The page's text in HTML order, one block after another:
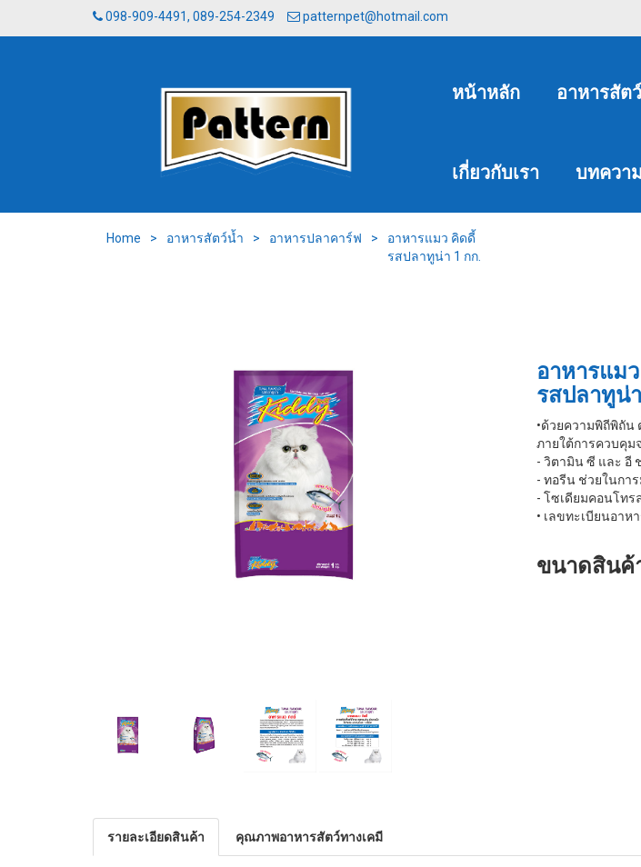
098-909-4491, 089-254-2349 patternpet@hotmail.com
หน้าหลัก อาหารสัต
เกี่ยวกับเรา บทความ
Home > อาหารสัตว์น้ำ > อาหารปลาคาร์ฟ >
อาหารแมว คิดดี้
รสปลาทูน่า 1 กก.
อาหารแม
รสปลาทูน่
•ด้วยความพิถีพิถัน
ภายใต้การควบคุม
- วิตามิน ซี และ อี
- ทอรีน ช่วยในกา
- โซเดียมคอนโทร
• เลขทะเบียนอาห
ขนาดสินค้
รายละเอียดสินค้า คุณภาพอาหารสัตว์ทางเคมี